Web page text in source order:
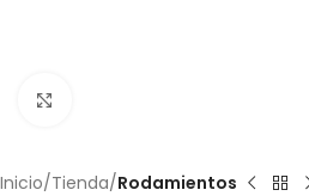
Inicio Tienda Rodamientos